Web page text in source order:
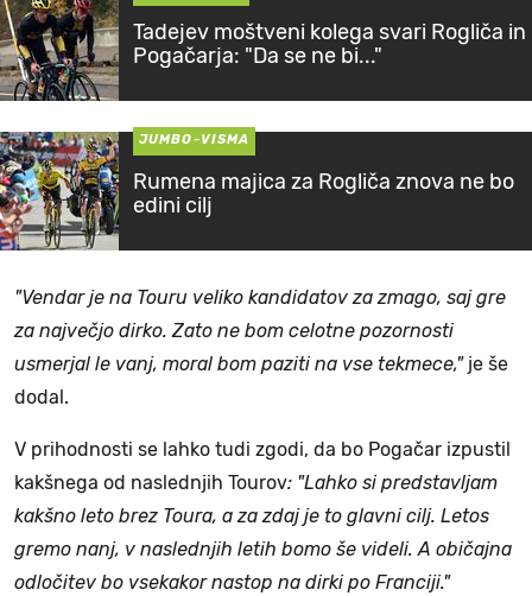
Tadejev moštveni kolega svari Rogliča in
Pogačarja: "Da se ne bi..."
JUMBO-VISMA
Rumena majica za Rogliča znova ne bo
edini cilj
"Vendar je na Touru veliko kandidatov za zmago, saj gre
za največjo dirko. Zato ne bom celotne pozornosti
usmerjal le vanj, moral bom paziti na vse tekmece,"je še
dodal.
V prihodnosti se lahko tudi zgodi, da bo Pogačar izpustil
kakšnega od naslednjih Tourov: "Lahko si predstavljam
kakšno leto brez Toura, a za zdaj je to glavni cilj. Letos
gremo nanj, v naslednjih letih bomo še videli. A običajna
odločitev bo vsekakor nastop na dirki po Franciji."